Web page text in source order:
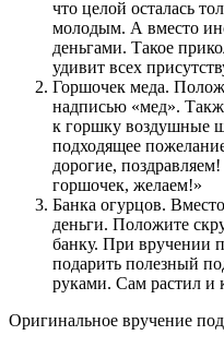
что целой осталась
молодым. А вместо
деньгами. Такое
удивит всех
Горшочек меда.
надписью «мед».
к горшку воздушные
подходящее
дорогие,
горшочек, желаем!»
Банка огурцов.
деньги. Положите
банку. При вручении
подарить полезный
руками. Сам растил и
Оригинальное вручение